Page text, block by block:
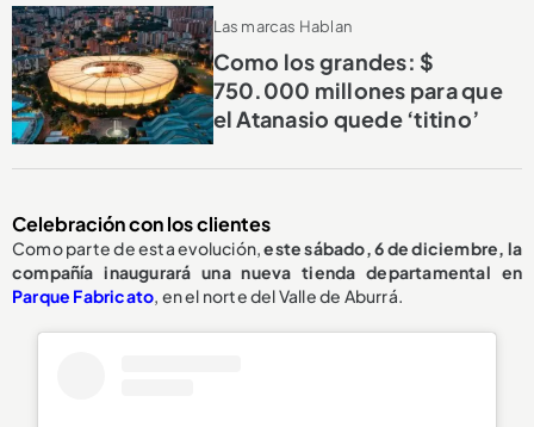
Las marcas Hablan
Como los grandes: $
750.000 millones para que
el Atanasio quede ‘titino’
Celebración con los clientes
Como parte de esta evolución,este sábado, 6 de diciembre, la
compañía inaugurará una nueva tienda departamental en
Parque Fabricato, en el norte del Valle de Aburrá.